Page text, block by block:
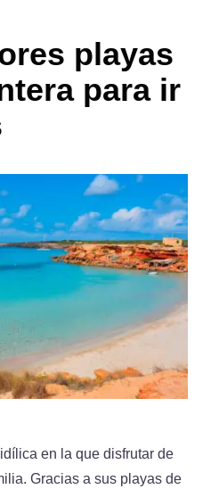
playas
para ir
en la que disfrutar de
Gracias a sus playas de